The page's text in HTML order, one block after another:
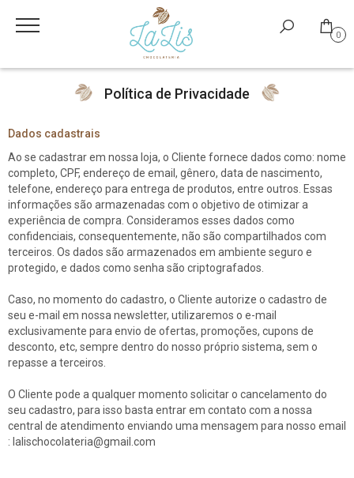
0
Política de Privacidade
Dados cadastrais
Ao se cadastrar em nossa loja, o Cliente fornece dados como: nome
completo, CPF, endereço de email, gênero, data de nascimento,
telefone, endereço para entrega de produtos, entre outros. Essas
informações são armazenadas com o objetivo de otimizar a
experiência de compra. Consideramos esses dados como
confidenciais, consequentemente, não são compartilhados com
terceiros. Os dados são armazenados em ambiente seguro e
protegido, e dados como senha são criptografados.
Caso, no momento do cadastro, o Cliente autorize o cadastro de
seu e-mail em nossa newsletter, utilizaremos o e-mail
exclusivamente para envio de ofertas, promoções, cupons de
desconto, etc, sempre dentro do nosso próprio sistema, sem o
repasse a terceiros.
O Cliente pode a qualquer momento solicitar o cancelamento do
seu cadastro, para isso basta entrar em contato com a nossa
central de atendimento enviando uma mensagem para nosso email
: lalischocolateria@gmail.com